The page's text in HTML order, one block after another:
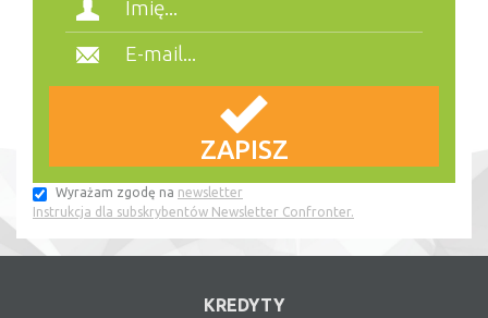
Wyrażam zgodę na newsletter
Instrukcja dla subskrybentów Newsletter Confronter.
KREDYTY